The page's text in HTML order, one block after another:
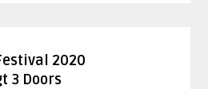
2020
3 Doors